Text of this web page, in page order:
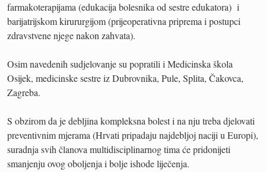
farmakoterapijama (edukacija bolesnika od sestre edukatora) i
barijatrijskom kirururgijom (prijeoperativna priprema i postupci
zdravstvene njege nakon zahvata).
Osim navedenih sudjelovanje su popratili i Medicinska škola
Osijek, medicinske sestre iz Dubrovnika, Pule, Splita, Čakovca,
Zagreba.
S obzirom da je debljina kompleksna bolest i na nju treba djelovati
preventivnim mjerama (Hrvati pripadaju najdebljoj naciji u Europi),
suradnja svih članova multidisciplinarnog tima će pridonijeti
smanjenju ovog oboljenja i bolje ishode liječenja.